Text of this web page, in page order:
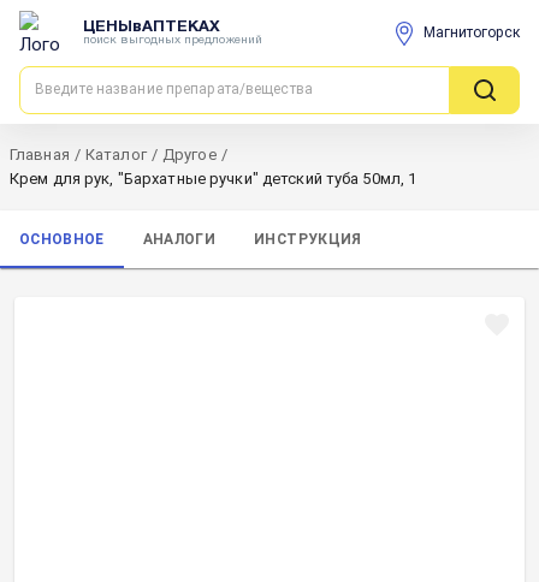
ЦЕНЫвАПТЕКАХ
поиск выгодных предложений Магнитогорск
Главная / Каталог / Другое /
Крем для рук, "Бархатные ручки" детский туба 50мл, 1
ОСНОВНОЕ АНАЛОГИ ИНСТРУКЦИЯ